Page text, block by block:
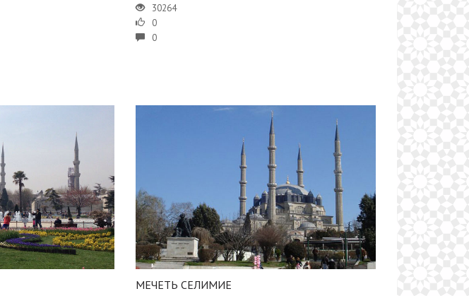
30264
0
0
​​МЕЧЕТЬ СЕЛИМИЕ